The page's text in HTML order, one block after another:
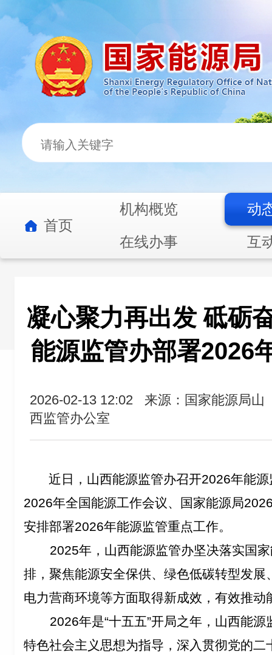
首页
机构概览
动
在线办事
互
凝心聚力再出发 砥砺
能源监管办部署2026
2026-02-13 12:02
来源：国家能源局山
西监管办公室
近日，山西能源监管办召开2026年能
2026年全国能源工作会议、国家能源局
安排部署2026年能源监管重点工作。
2025年，山西能源监管办坚决落实国
排， 聚焦能源安全保供、绿色低碳转型发展
电力营商环境等方面取得新成效，有效推动
2026年是“十五五”开局之年，山西能
特色社会主义思想为指导，深入贯彻党的